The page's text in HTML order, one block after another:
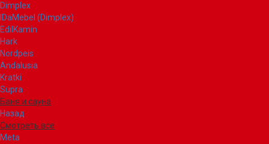
Dimplex
IDaMebel (Dimplex)
EdilKamin
Hark
Nordpeis
Andalusia
Kratki
Supra
Баня и сауна
Назад
Смотреть все
Meta